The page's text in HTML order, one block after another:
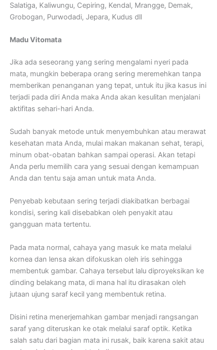
Salatiga, Kaliwungu, Cepiring, Kendal, Mrangge, Demak,
Grobogan, Purwodadi, Jepara, Kudus dll
Madu Vitomata
Jika ada seseorang yang sering mengalami nyeri pada
mata, mungkin beberapa orang sering meremehkan tanpa
memberikan penanganan yang tepat, untuk itu jika kasus ini
terjadi pada diri Anda maka Anda akan kesulitan menjalani
aktifitas sehari-hari Anda.
Sudah banyak metode untuk menyembuhkan atau merawat
kesehatan mata Anda, mulai makan makanan sehat, terapi,
minum obat-obatan bahkan sampai operasi. Akan tetapi
Anda perlu memilih cara yang sesuai dengan kemampuan
Anda dan tentu saja aman untuk mata Anda.
Penyebab kebutaan sering terjadi diakibatkan berbagai
kondisi, sering kali disebabkan oleh penyakit atau
gangguan mata tertentu.
Pada mata normal, cahaya yang masuk ke mata melalui
kornea dan lensa akan difokuskan oleh iris sehingga
membentuk gambar. Cahaya tersebut lalu diproyeksikan ke
dinding belakang mata, di mana hal itu dirasakan oleh
jutaan ujung saraf kecil yang membentuk retina.
Disini retina menerjemahkan gambar menjadi rangsangan
saraf yang diteruskan ke otak melalui saraf optik. Ketika
salah satu dari bagian mata ini rusak, baik karena sakit atau